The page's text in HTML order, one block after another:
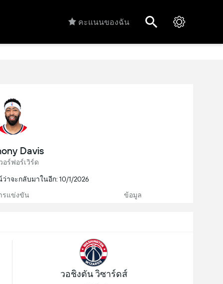
คะแนนของฉัน
Davis
อร์ฟอร์เวิร์ด
าจะกลับมาในอีก: 10/1/2026
รแข่งขัน ข้อมูล
วอชิงตัน วิซาร์ดส์